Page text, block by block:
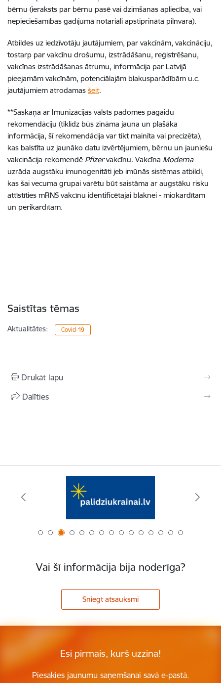
bērnu (ieraksts par bērnu pasē vai dzimšanas apliecība, vai
nepieciešamības gadījumā notariāli apstiprināta pilnvara).
Atbildes uz iedzīvotāju jautājumiem, par vakcīnām, vakcināciju,
tostarp par vakcīnu drošumu, izstrādāšanu, reģistrēšanu,
vakcīnas izstrādāšanas ātrumu, informācija par Latvijā
pieejamām vakcīnām, potenciālajām blakusparādībām u.c.
jautājumiem atrodamas šeit.
**Saskaņā ar Imunizācijas valsts padomes pagaidu
rekomendāciju (tiklīdz būs zināma jauna un plašāka
informācija, šī rekomendācija var tikt mainīta vai precizēta),
kas balstīta uz jaunāko datu izvērtējumiem, bērnu un jauniešu
vakcinācija rekomendē Pfizer vakcīnu. Vakcīna Moderna
uzrāda augstāku imunogenitāti jeb imūnās sistēmas atbildi,
kas šai vecuma grupai varētu būt saistāma ar augstāku risku
attīstīties mRNS vakcīnu identificētajai blaknei - miokardītam
un perikardītam.
Saistītas tēmas
Aktualitātes: Covid-19
Drukāt lapu
Dalīties
Vai šī informācija bija noderīga?
Sniegt atsauksmi
Esi pirmais, kurš uzzina!
Piesakies jaunumu saņemšanai savā e-pastā.